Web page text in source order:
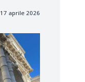
17 aprile 2026